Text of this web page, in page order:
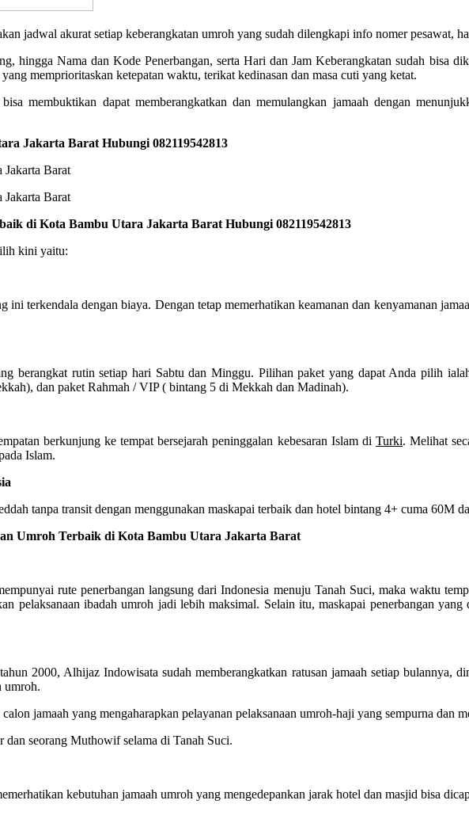
jadwal akurat setiap keberangkatan umroh yang sudah dilengkapi info nomer pesawat,
hingga Nama dan Kode Penerbangan, serta Hari dan Jam Keberangkatan sudah bisa
memprioritaskan ketepatan waktu, terikat kedinasan dan masa cuti yang ketat.
membuktikan dapat memberangkatkan dan memulangkan jamaah dengan
Jakarta Barat Hubungi 082119542813
di Kota Bambu Utara Jakarta Barat Hubungi 082119542813
kini yaitu:
terkendala dengan biaya. Dengan tetap memerhatikan keamanan dan kenyamanan
berangkat rutin setiap hari Sabtu dan Minggu. Pilihan paket yang dapat Anda pilih
dan paket Rahmah / VIP ( bintang 5 di Mekkah dan Madinah).
berkunjung ke tempat bersejarah peninggalan kebesaran Islam di Turki. Melihat
Islam.
tanpa transit dengan menggunakan maskapai terbaik dan hotel bintang 4+ cuma 60M
Umroh Terbaik di Kota Bambu Utara Jakarta Barat
rute penerbangan langsung dari Indonesia menuju Tanah Suci, maka waktu
pelaksanaan ibadah umroh jadi lebih maksimal. Selain itu, maskapai penerbangan
2000, Alhijaz Indowisata sudah memberangkatkan ratusan jamaah setiap bulannya,
umroh.
jamaah yang mengaharapkan pelayanan pelaksanaan umroh-haji yang sempurna dan
dan seorang Muthowif selama di Tanah Suci.
kebutuhan jamaah umroh yang mengedepankan jarak hotel dan masjid bisa